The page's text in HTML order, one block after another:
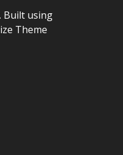
Built using
Theme